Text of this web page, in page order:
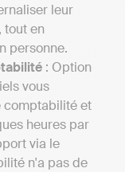
leur
en
personne.
: Option
vous
comptabilité et
heures par
via le
n'a pas de